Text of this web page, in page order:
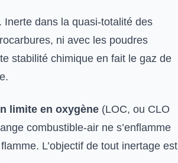
Inerte dans la quasi-totalité des
ni avec les poudres
stabilité chimique en fait le gaz de
limite en oxygène (LOC, ou CLO
combustible-air ne s’enflamme
L’objectif de tout inertage est